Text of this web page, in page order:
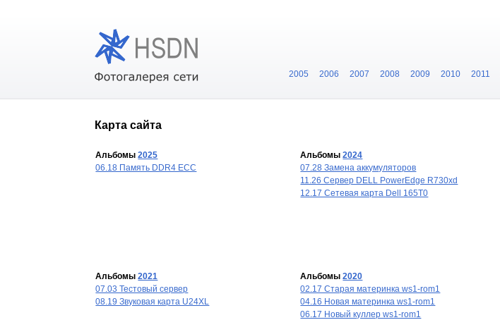
2011
2010
2009
2008
2007
2006
2005
Карта сайта
Альбомы2025
06.18 Память DDR4 ECC
Альбомы2024
07.28 Замена аккумуляторов
11.26 Сервер DELL PowerEdge R730xd
12.17 Сетевая карта Dell 165T0
Альбомы2021
07.03 Тестовый сервер
08.19 Звуковая карта U24XL
Альбомы2020
02.17 Старая материнка ws1-rom1
04.16 Новая материнка ws1-rom1
06.17 Новый куллер ws1-rom1